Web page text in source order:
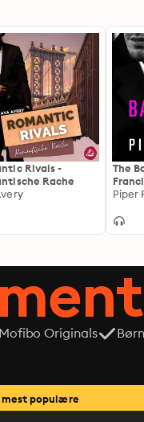
Rivals -
Rache
The
Piper
Originals
mest populære